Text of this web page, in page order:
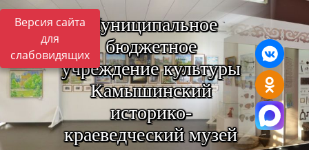
Версия сайта
для
слабовидящих
Муниципальное
бюджетное
учреждение культуры
Камышинский
историко-
краеведческий музей